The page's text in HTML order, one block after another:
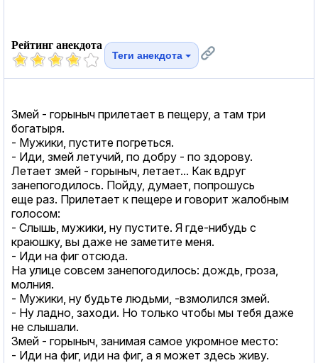
Рейтинг анекдота
Теги анекдота
Змей - горыныч прилетает в пещеру, а там три
богатыря.
- Мужики, пустите погреться.
- Иди, змей летучий, по добру - по здорову.
Летает змей - горыныч, летает... Как вдруг
занепогодилось. Пойду, думает, попрошусь
еще раз. Прилетает к пещере и говорит жалобным
голосом:
- Слышь, мужики, ну пустите. Я где-нибудь с
краюшку, вы даже не заметите меня.
- Иди на фиг отсюда.
На улице совсем занепогодилось: дождь, гроза,
молния.
- Мужики, ну будьте людьми, -взмолился змей.
- Ну ладно, заходи. Но только чтобы мы тебя даже
не слышали.
Змей - горыныч, занимая самое укромное место:
- Иди на фиг, иди на фиг, а я может здесь живу.